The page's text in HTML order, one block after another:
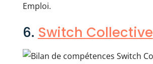
Emploi.
6. Switch Collective